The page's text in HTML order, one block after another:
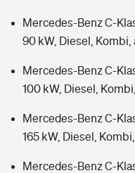
Mercedes-Benz C-
90 kW, Diesel, Kombi,
Mercedes-Benz C-
100 kW, Diesel,
Mercedes-Benz C-
165 kW, Diesel,
Mercedes-Benz C-